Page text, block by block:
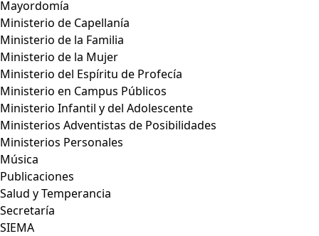
Mayordomía
Ministerio de Capellanía
Ministerio de la Familia
Ministerio de la Mujer
Ministerio del Espíritu de Profecía
Ministerio en Campus Públicos
Ministerio Infantil y del Adolescente
Ministerios Adventistas de Posibilidades
Ministerios Personales
Música
Publicaciones
Salud y Temperancia
Secretaría
SIEMA